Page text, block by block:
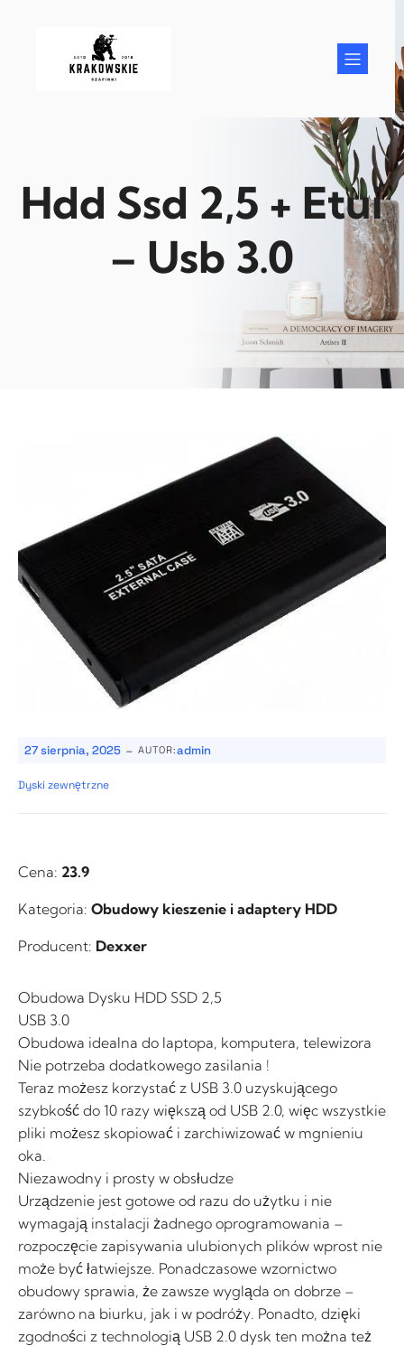
Hdd Ssd 2,5 + Etui
– Usb 3.0
27 sierpnia, 2025 - AUTOR:admin
Dyski zewnętrzne
Cena: 23.9
Kategoria: Obudowy kieszenie i adaptery HDD
Producent: Dexxer
Obudowa Dysku HDD SSD 2,5
USB 3.0
Obudowa idealna do laptopa, komputera, telewizora
Nie potrzeba dodatkowego zasilania !
Teraz możesz korzystać z USB 3.0 uzyskującego
szybkość do 10 razy większą od USB 2.0, więc wszystkie
pliki możesz skopiować i zarchiwizować w mgnieniu
oka.
Niezawodny i prosty w obsłudze
Urządzenie jest gotowe od razu do użytku i nie
wymagają instalacji żadnego oprogramowania –
rozpoczęcie zapisywania ulubionych plików wprost nie
może być łatwiejsze. Ponadczasowe wzornictwo
obudowy sprawia, że zawsze wygląda on dobrze –
zarówno na biurku, jak i w podróży. Ponadto, dzięki
zgodności z technologią USB 2.0 dysk ten można też